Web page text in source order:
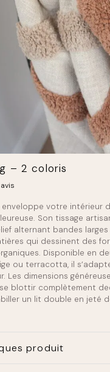
– 2 coloris
enveloppe votre intérieur
Son tissage
alternant bandes
qui dessinent des
Disponible en
ou terracotta, il
Les dimensions
blottir complètement
un lit double en jeté
produit